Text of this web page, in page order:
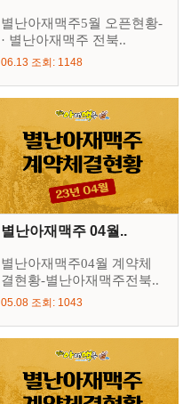
별난아재맥주5월 오픈현황-
· 별난아재맥주 전북..
06.13 조회: 1148
별난아재맥주 04월..
별난아재맥주04월 계약체
결현황-별난아재맥주전북..
05.08 조회: 1043